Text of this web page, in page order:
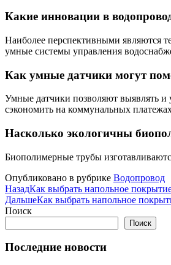
Какие инновации в
Наиболее перспективными являются
умные системы управления
Как умные датчики могут
Умные датчики позволяют выявлять и
сэкономить на коммунальных
Насколько экологичны
Биополимерные трубы
Опубликовано в рубрике Водопровод
НазадКак выбрать напольное
ДальшеКак выбрать напольное
Поиск
Поиск
Последние новости